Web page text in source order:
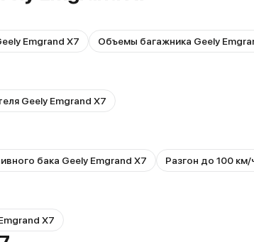
Emgrand X7 Объемы багажника Geely
Geely Emgrand X7
бака Geely Emgrand X7 Разгон до 100 км/
X7